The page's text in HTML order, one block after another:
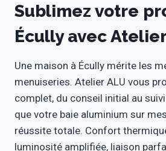
Sublimez votre
Écully avec
Une maison à Écully mérite les
menuiseries. Atelier ALU vous
complet, du conseil initial au
que votre baie aluminium sur
réussite totale. Confort
luminosité amplifiée, liaison